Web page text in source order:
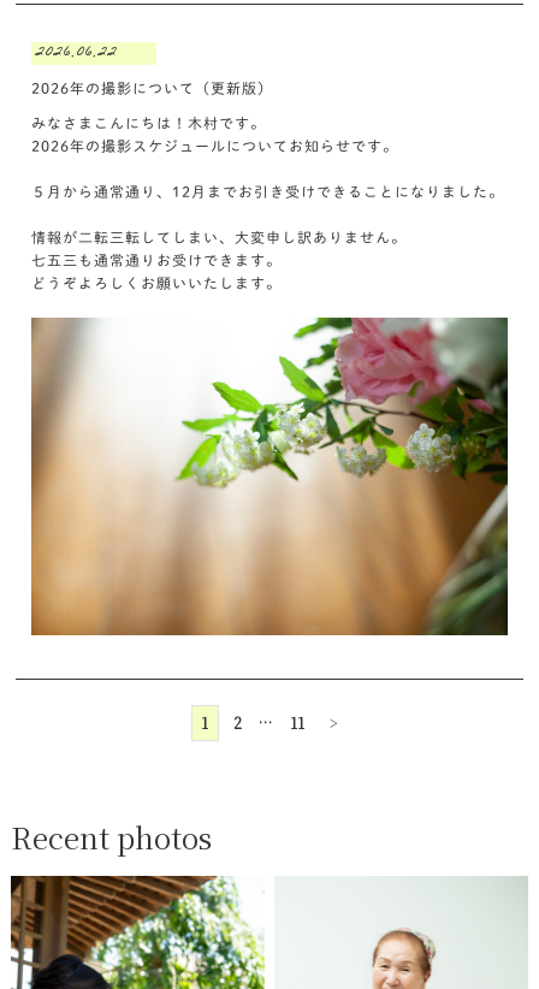
2026.06.22
2026年の撮影について（更新版）
みなさまこんにちは！木村です。
2026年の撮影スケジュールについてお知らせです。
５月から通常通り、12月までお引き受けできることになりました。
情報が二転三転してしまい、大変申し訳ありません。
七五三も通常通りお受けできます。
どうぞよろしくお願いいたします。
1 2 … 11 >
Recent photos